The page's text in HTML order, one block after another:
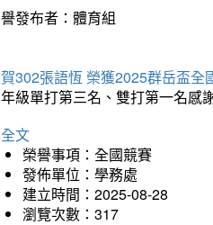
發布者：體育組
302張語恆 榮獲2025群岳盃
級單打第三名、雙打第一名感
文
榮譽事項：全國競賽
發佈單位：學務處
建立時間：2025-08-28
瀏覽次數：317